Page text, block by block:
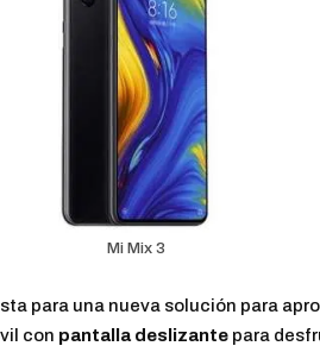
Mi Mix 3
para una nueva solución para
con pantalla deslizante para